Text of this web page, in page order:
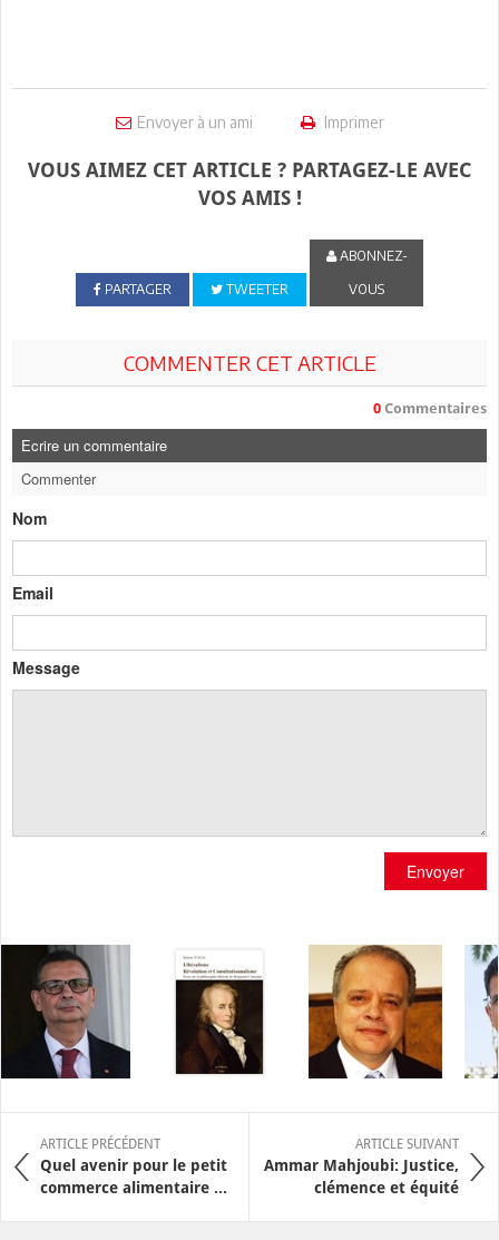
Envoyer à un ami Imprimer
VOUS AIMEZ CET ARTICLE ? PARTAGEZ-LE AVEC
VOS AMIS !
PARTAGER TWEETER
ABONNEZ-
VOUS
COMMENTER CET ARTICLE
0 Commentaires
Ecrire un commentaire
Commenter
Nom
Email
Message
Envoyer
ARTICLE PRÉCÉDENT
Quel avenir pour le petit
commerce alimentaire ...
ARTICLE SUIVANT
Ammar Mahjoubi: Justice,
clémence et équité